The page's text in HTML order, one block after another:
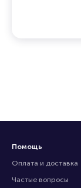
Помощь
Оплата и доставка
Частые вопросы